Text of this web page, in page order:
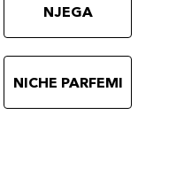
NJEGA
NICHE PARFEMI